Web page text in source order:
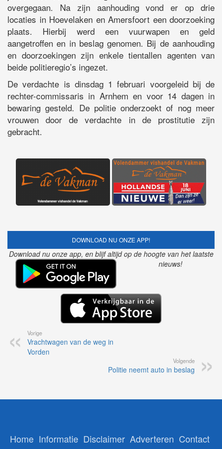
overgegaan. Na zijn aanhouding vond er op drie
locaties in Hoevelaken en Amersfoort een doorzoeking
plaats. Hierbij werd een vuurwapen en geld
aangetroffen en in beslag genomen. Bij de aanhouding
en doorzoekingen zijn enkele tientallen agenten van
beide politieregio’s ingezet.
De verdachte is dinsdag 1 februari voorgeleid bij de
rechter-commissaris in Arnhem en voor 14 dagen in
bewaring gesteld. De politie onderzoekt of nog meer
vrouwen door de verdachte in de prostitutie zijn
gebracht.
DOWNLOAD NU ONZE APP!
Download nu onze app, en blijf altijd op de hoogte van het laatste
nieuws!
Vorige
Vrachtwagen van de weg in
Vorden
Volgende
Politie neemt auto in beslag
Home Informatie Disclaimer Adverteren Contact